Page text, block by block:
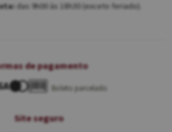
das 9h00 às 18h30 (exceto feriado).
de pagamento
Boleto parcelado
Site seguro